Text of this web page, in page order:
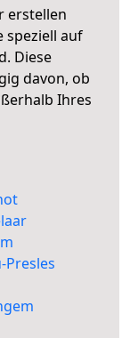
erstellen
speziell auf
Diese
davon, ob
Ihres
Presles